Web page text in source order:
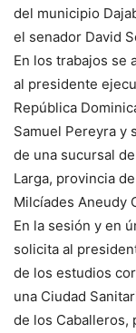
del municipio
el senador David
En los trabajos se
al presidente
República
Samuel Pereyra y
de una sucursal
Larga, provincia
Milcíades Aneudy
En la sesión y en
solicita al
de los estudios
una Ciudad
de los Caballeros,